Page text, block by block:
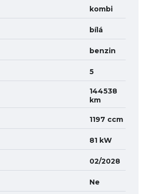
kombi
bílá
benzin
5
144538
km
1197 ccm
81 kW
02/2028
Ne